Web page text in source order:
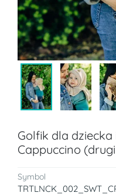
Golfik dla
Cappuccino
Symbol